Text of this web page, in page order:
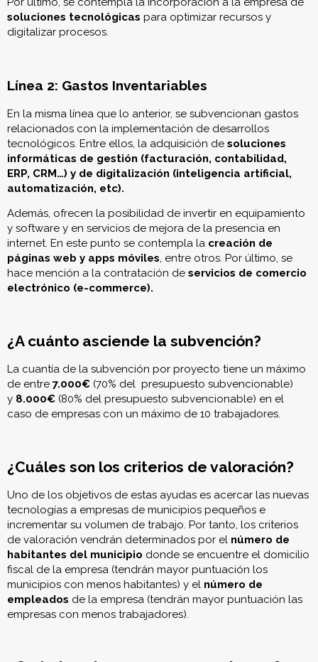
soluciones tecnológicas para optimizar recursos y
digitalizar procesos.
Línea 2: Gastos Inventariables
En la misma línea que lo anterior, se subvencionan gastos
relacionados con la implementación de desarrollos
tecnológicos. Entre ellos, la adquisición de soluciones
informáticas de gestión (facturación, contabilidad,
ERP, CRM…) y de digitalización (inteligencia artificial,
automatización, etc).
Además, ofrecen la posibilidad de invertir en equipamiento
y software y en servicios de mejora de la presencia en
internet. En este punto se contempla la creación de
páginas web y apps móviles, entre otros. Por último, se
hace mención a la contratación de servicios de comercio
electrónico (e-commerce).
¿A cuánto asciende la subvención?
La cuantía de la subvención por proyecto tiene un máximo
de entre 7.000€ (70% del presupuesto subvencionable)
y 8.000€ (80% del presupuesto subvencionable) en el
caso de empresas con un máximo de 10 trabajadores.
¿Cuáles son los criterios de valoración?
Uno de los objetivos de estas ayudas es acercar las nuevas
tecnologías a empresas de municipios pequeños e
incrementar su volumen de trabajo. Por tanto, los criterios
de valoración vendrán determinados por el número de
habitantes del municipio donde se encuentre el domicilio
fiscal de la empresa (tendrán mayor puntuación los
municipios con menos habitantes) y el número de
empleados de la empresa (tendrán mayor puntuación las
empresas con menos trabajadores).